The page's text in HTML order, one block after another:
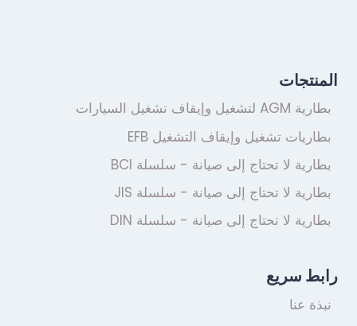
المنتجات
بطارية AGM لتشغيل وإيقاف تشغيل السيارات
بطاريات تشغيل وإيقاف التشغيل EFB
بطارية لا تحتاج إلى صيانة - سلسلة BCI
بطارية لا تحتاج إلى صيانة - سلسلة JIS
بطارية لا تحتاج إلى صيانة - سلسلة DIN
رابط سريع
نبذة عنا